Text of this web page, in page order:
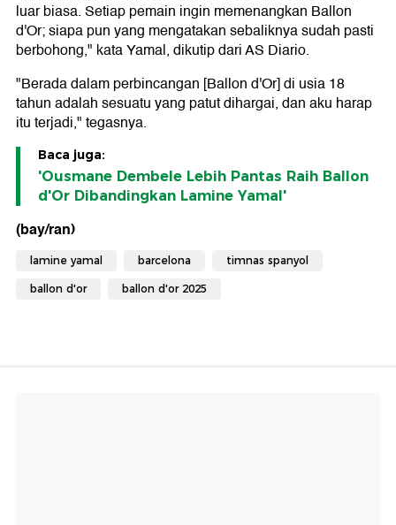
luar biasa. Setiap pemain ingin memenangkan Ballon
d'Or; siapa pun yang mengatakan sebaliknya sudah pasti
berbohong," kata Yamal, dikutip dari AS Diario.
"Berada dalam perbincangan [Ballon d'Or] di usia 18
tahun adalah sesuatu yang patut dihargai, dan aku harap
itu terjadi," tegasnya.
Baca juga:
'Ousmane Dembele Lebih Pantas Raih Ballon
d'Or Dibandingkan Lamine Yamal'
(bay/ran)
lamine yamal barcelona timnas spanyol
ballon d'or ballon d'or 2025